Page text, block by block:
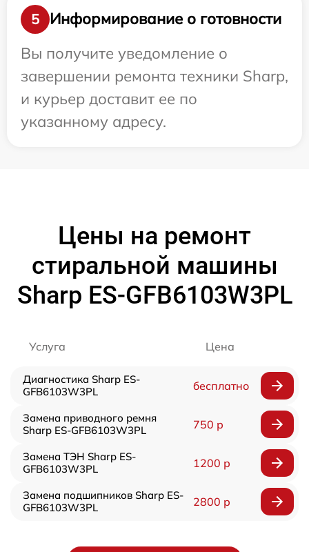
5
Информирование о готовности
Вы получите уведомление о
завершении ремонта техники Sharp,
и курьер доставит ее по
указанному адресу.
Цены на ремонт
стиральной машины
Sharp ES-GFB6103W3PL
Услуга Цена
Диагностика Sharp ES-
GFB6103W3PL
бесплатно
Замена приводного ремня
Sharp ES-GFB6103W3PL
750 р
Замена ТЭН Sharp ES-
GFB6103W3PL
1200 р
Замена подшипников Sharp ES-
GFB6103W3PL
2800 р